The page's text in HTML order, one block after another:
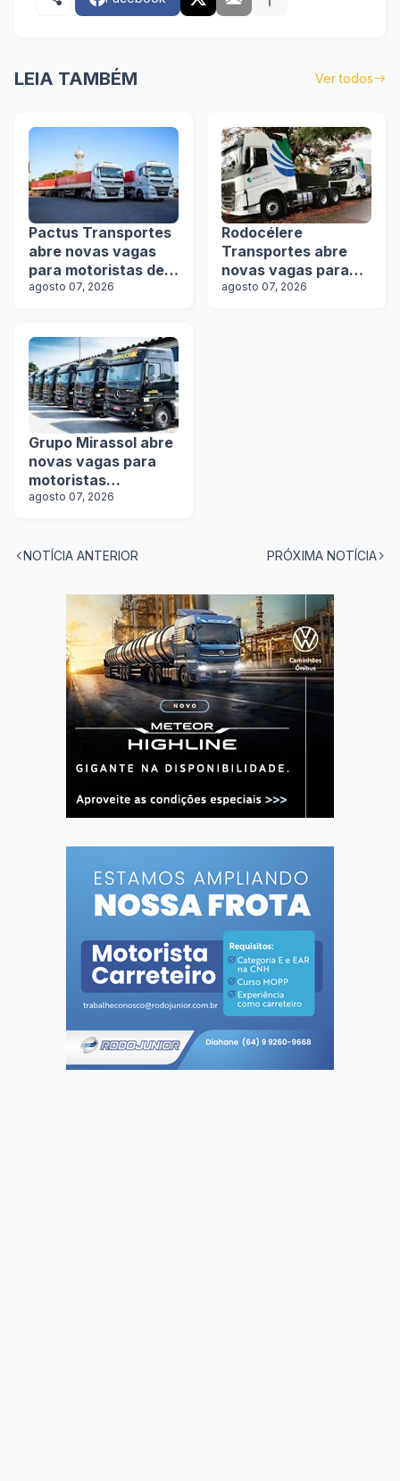
LEIA TAMBÉM Ver todos
Pactus Transportes
abre novas vagas
para motoristas de
rodotrens
agosto 07, 2026
Rodocélere
Transportes abre
novas vagas para
motoristas
agosto 07, 2026
Grupo Mirassol abre
novas vagas para
motoristas
categoria D e E
agosto 07, 2026
NOTÍCIA ANTERIOR PRÓXIMA NOTÍCIA